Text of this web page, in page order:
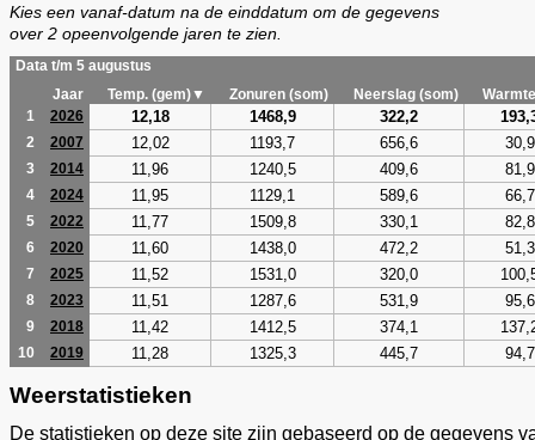
Kies een vanaf-datum na de einddatum om de gegevens
over 2 opeenvolgende jaren te zien.
Data t/m 5 augustus
Jaar
Temp. (gem)▼ Zonuren (som) Neerslag (som)
1
2026 12,18 1468,9 322,2
2 2007 12,02 1193,7 656,6 30,9
3 2014 11,96 1240,5 409,6 81,9
4 2024 11,95 1129,1 589,6 66,7
5 2022 11,77 1509,8 330,1 82,8
6 2020 11,60 1438,0 472,2 51,3
7 2025 11,52 1531,0 320,0
8 2023 11,51 1287,6 531,9 95,6
9 2018 11,42 1412,5 374,1
10 2019 11,28 1325,3 445,7 94,7
Weerstatistieken
De statistieken op deze site zijn gebaseerd op de gegevens